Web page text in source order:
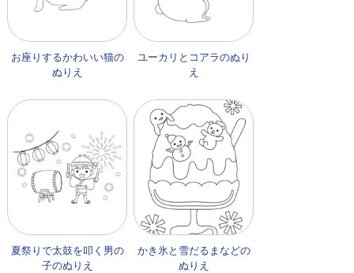
お座りするかわいい猫の
ぬりえ
ユーカリとコアラのぬり
え
夏祭りで太鼓を叩く男の
子のぬりえ
かき氷と雪だるまなどの
ぬりえ